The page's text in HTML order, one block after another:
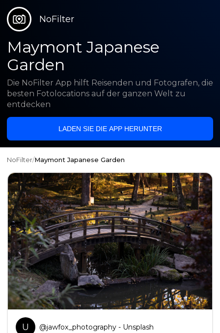
NoFilter
Maymont Japanese
Garden
Die NoFilter App hilft Reisenden und Fotografen, die
besten Fotolocations auf der ganzen Welt zu
entdecken
LADEN SIE DIE APP HERUNTER
NoFilter/Maymont Japanese Garden
U @jawfox_photography- Unsplash